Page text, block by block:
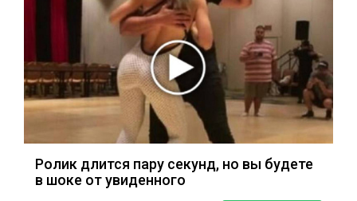
Ролик длится пару секунд, но вы будете
в шоке от увиденного